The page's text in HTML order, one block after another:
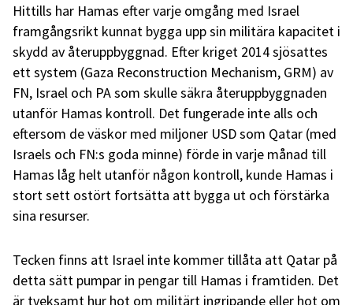
Hittills har Hamas efter varje omgång med Israel
framgångsrikt kunnat bygga upp sin militära kapacitet i
skydd av återuppbyggnad. Efter kriget 2014 sjösattes
ett system (Gaza Reconstruction Mechanism, GRM) av
FN, Israel och PA som skulle säkra återuppbyggnaden
utanför Hamas kontroll. Det fungerade inte alls och
eftersom de väskor med miljoner USD som Qatar (med
Israels och FN:s goda minne) förde in varje månad till
Hamas låg helt utanför någon kontroll, kunde Hamas i
stort sett ostört fortsätta att bygga ut och förstärka
sina resurser.
Tecken finns att Israel inte kommer tillåta att Qatar på
detta sätt pumpar in pengar till Hamas i framtiden. Det
är tveksamt hur hot om militärt ingripande eller hot om